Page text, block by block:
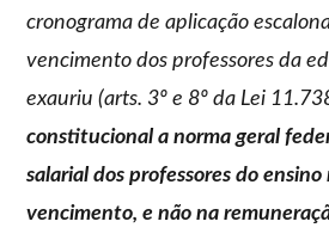
cronograma de aplicação
vencimento dos professores da
exauriu (arts. 3º e 8º da Lei
constitucional a norma geral
salarial dos professores do
vencimento, e não na